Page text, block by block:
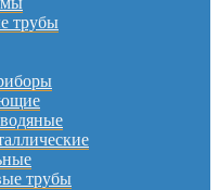
трубы
трубы